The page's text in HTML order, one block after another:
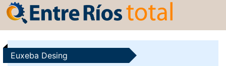
Euxeba Desing